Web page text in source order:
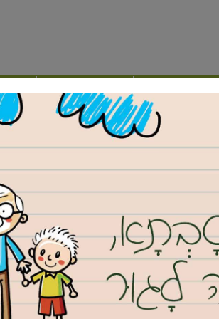
מועצה דתית תרבות ופנאי
הערב
דור חרלפ לא יעלו
השבוע הודיע ראש העיר יוסי
תפקידיו בעירייה. אלא שלמקומונט